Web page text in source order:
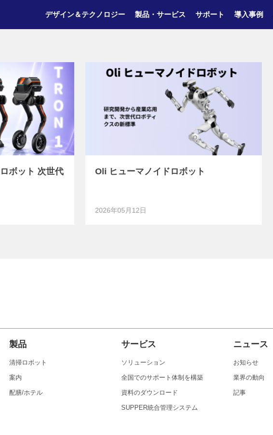
デザイン＆テクノロジー 製品・サービス サポート 導入事例
ボット 次世代
Oli ヒューマノイドロボット
2026年05月12日
製品
清掃ロボット
案内
配膳/ホテル
サービス
ソリューション
全国でのサポート体制を構築
資料のダウンロード
SUPPER統合管理システム
ニュース
お知らせ
業界の動向
記事